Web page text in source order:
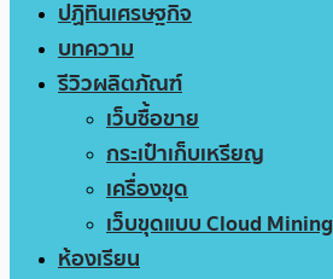
ปฏิทินเศรษฐกิจ
บทความ
รีวิวผลิตภัณฑ์
เว็บซื้อขาย
กระเป๋าเก็บเหรียญ
เครื่องขุด
เว็บขุดแบบ Cloud Mining
ห้องเรียน